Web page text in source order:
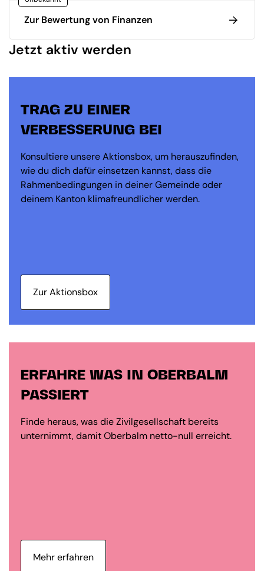
Zur Bewertung von Finanzen
Jetzt aktiv werden
TRAG ZU EINER
VERBESSERUNG BEI
Konsultiere unsere Aktionsbox, um herauszufinden,
wie du dich dafür einsetzen kannst, dass die
Rahmenbedingungen in deiner Gemeinde oder
deinem Kanton klimafreundlicher werden.
Zur Aktionsbox
ERFAHRE WAS IN OBERBALM
PASSIERT
Finde heraus, was die Zivilgesellschaft bereits
unternimmt, damit Oberbalm netto-null erreicht.
Mehr erfahren